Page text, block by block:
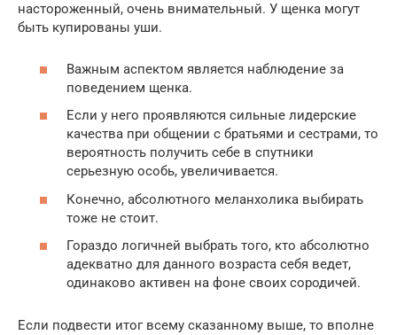
настороженный, очень внимательный. У щенка могут
быть купированы уши.
Важным аспектом является наблюдение за
поведением щенка.
Если у него проявляются сильные лидерские
качества при общении с братьями и сестрами, то
вероятность получить себе в спутники
серьезную особь, увеличивается.
Конечно, абсолютного меланхолика выбирать
тоже не стоит.
Гораздо логичней выбрать того, кто абсолютно
адекватно для данного возраста себя ведет,
одинаково активен на фоне своих сородичей.
Если подвести итог всему сказанному выше, то вполне